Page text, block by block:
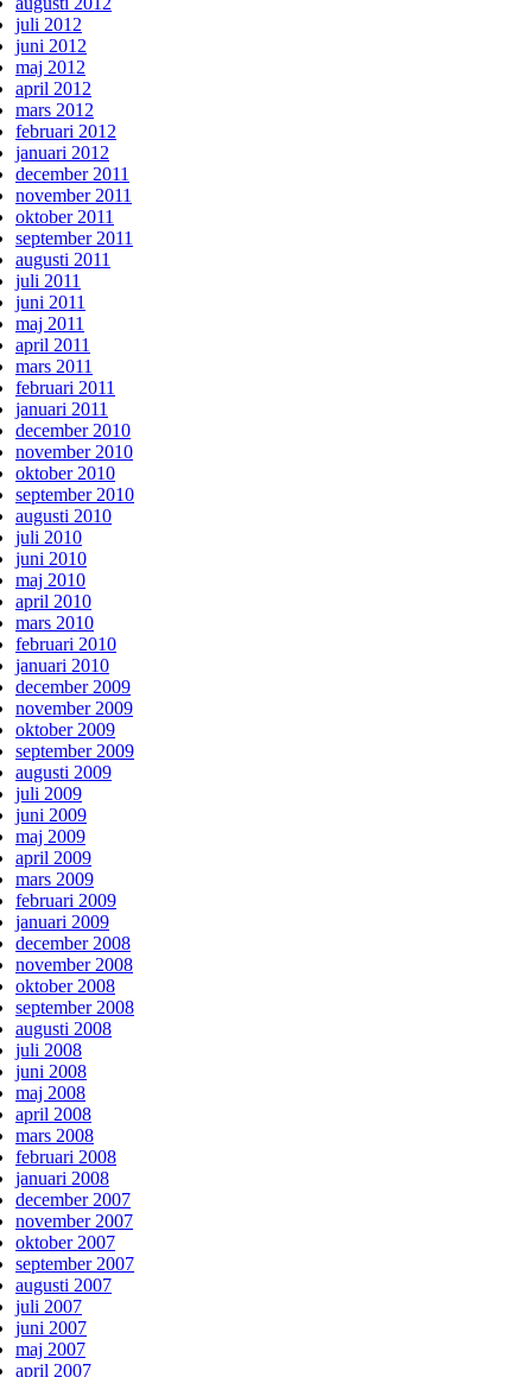
juli 2012
juni 2012
maj 2012
april 2012
mars 2012
februari 2012
januari 2012
december 2011
november 2011
oktober 2011
september 2011
augusti 2011
juli 2011
juni 2011
maj 2011
april 2011
mars 2011
februari 2011
januari 2011
december 2010
november 2010
oktober 2010
september 2010
augusti 2010
juli 2010
juni 2010
maj 2010
april 2010
mars 2010
februari 2010
januari 2010
december 2009
november 2009
oktober 2009
september 2009
augusti 2009
juli 2009
juni 2009
maj 2009
april 2009
mars 2009
februari 2009
januari 2009
december 2008
november 2008
oktober 2008
september 2008
augusti 2008
juli 2008
juni 2008
maj 2008
april 2008
mars 2008
februari 2008
januari 2008
december 2007
november 2007
oktober 2007
september 2007
augusti 2007
juli 2007
juni 2007
maj 2007
april 2007